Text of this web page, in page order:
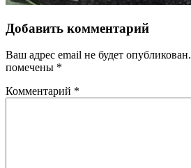
Добавить комментарий
Ваш адрес email не будет опубликован.
помечены *
Комментарий *